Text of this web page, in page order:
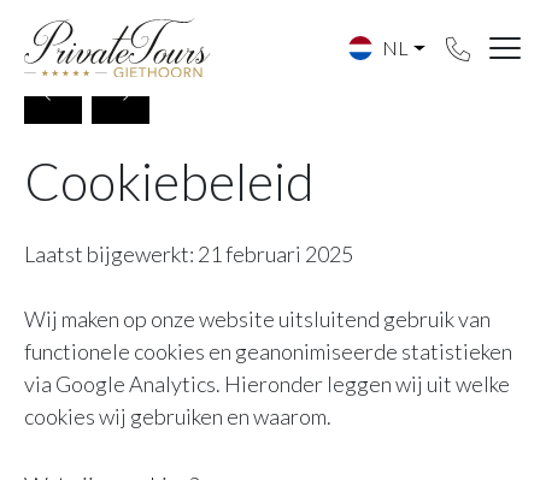
NL
Cookiebeleid
Laatst bijgewerkt: 21 februari 2025
Wij maken op onze website uitsluitend gebruik van
functionele cookies en geanonimiseerde statistieken
via Google Analytics. Hieronder leggen wij uit welke
cookies wij gebruiken en waarom.